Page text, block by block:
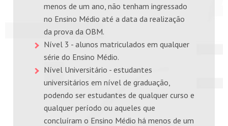
menos de um ano, não tenham ingressado
no Ensino Médio até a data da realização
da prova da OBM.
Nível 3 - alunos matriculados em qualquer
série do Ensino Médio.
Nível Universitário - estudantes
universitários em nível de graduação,
podendo ser estudantes de qualquer curso e
qualquer período ou aqueles que
concluíram o Ensino Médio há menos de um